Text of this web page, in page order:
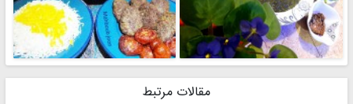
مقالات مرتبط